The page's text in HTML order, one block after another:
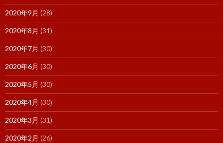
2020年9月 (28)
2020年8月 (31)
2020年7月 (30)
2020年6月 (30)
2020年5月 (30)
2020年4月 (30)
2020年3月 (31)
2020年2月 (26)